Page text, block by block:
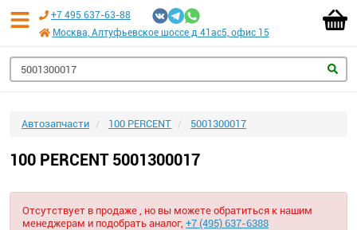
+7 495 637-63-88
Москва, Алтуфьевское шоссе д 41ас5, офис 15
Автозапчасти 100 PERCENT 5001300017
100 PERCENT 5001300017
Отсутствует в продаже , но вы можете обратиться к нашим
менеджерам и подобрать аналог, +7 (495) 637-6388